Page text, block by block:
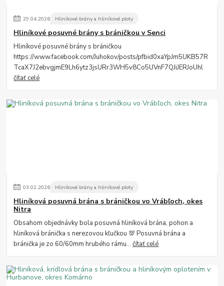
29.04.2026 Hliníkové brány a hliníkové ploty
Hliníkové posuvné brány s bráničkou v Senci
Hliníkové posuvné brány s bráničkou
https://www.facebook.com/Juhokov/posts/pfbid0xaYpJm5UKB57R
TcaX7J2ebvgjmE9Lh6ytz3jsURr3WH5v8Co5UVnF7QJiJERJoUhl
čítať celé
03.02.2026 Hliníkové brány a hliníkové ploty
Hliníková posuvná brána s bráničkou vo Vrábľoch, okes
Nitra
Obsahom objednávky bola posuvná hliníková brána, pohon a
hliníková bránička s nerezovou kľučkou 💯 Posuvná brána a
bránička je zo 60/60mm hrubého rámu...čítať celé